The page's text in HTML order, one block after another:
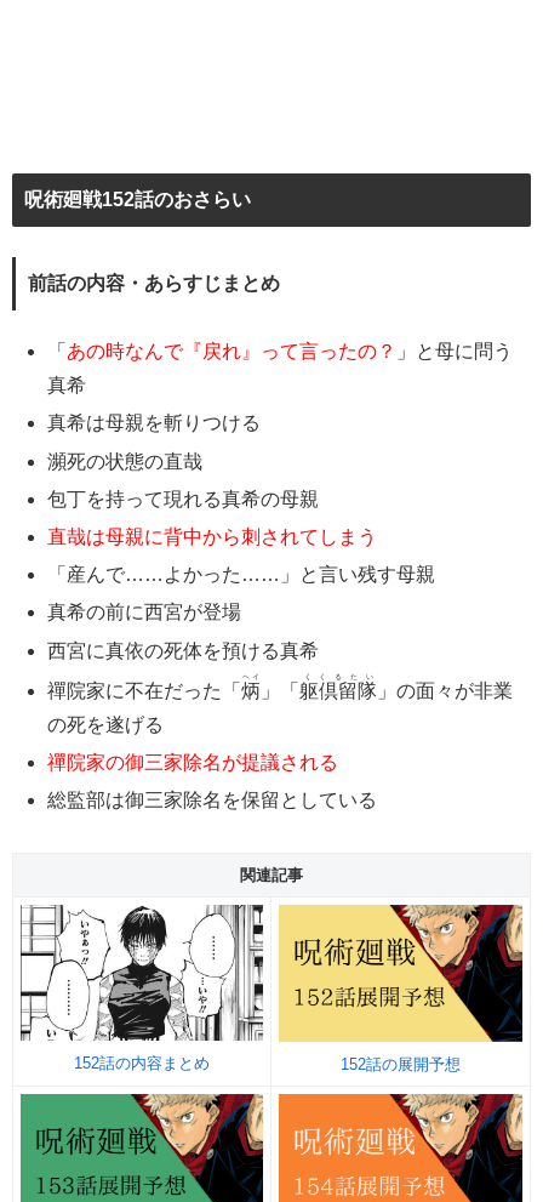
呪術廻戦152話のおさらい
前話の内容・あらすじまとめ
「 あの時なんで『戻れ』って言ったの？ 」と母に問う
真希
真希は母親を斬りつける
瀕死の状態の直哉
包丁を持って現れる真希の母親
直哉は母親に背中から刺されてしまう
「産んで……よかった……」と言い残す母親
真希の前に西宮が登場
西宮に真依の死体を預ける真希
禪院家に不在だった「炳
ヘイ
」「躯倶留隊
くくるたい
」の面々が非業
の死を遂げる
禪院家の御三家除名が提議される
総監部は御三家除名を保留としている
関連記事
152話の内容まとめ 152話の展開予想